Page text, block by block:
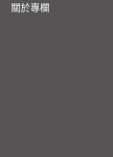
關於專欄